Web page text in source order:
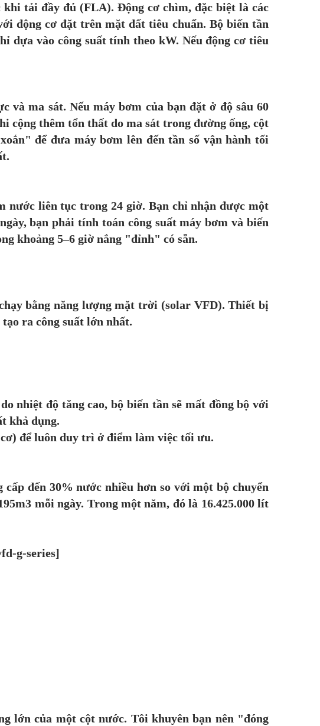
tải đầy đủ (FLA). Động cơ chìm, đặc biệt là các
động cơ đặt trên mặt đất tiêu chuẩn. Bộ biến tần
dựa vào công suất tính theo kW. Nếu động cơ tiêu
và ma sát. Nếu máy bơm của bạn đặt ở độ sâu 60
cộng thêm tổn thất do ma sát trong đường ống, cột
để đưa máy bơm lên đến tần số vận hành tối
liên tục trong 24 giờ. Bạn chỉ nhận được một
bạn phải tính toán công suất máy bơm và biến
khoảng 5–6 giờ nắng "đỉnh" có sẵn.
bằng năng lượng mặt trời (solar VFD). Thiết bị
ra công suất lớn nhất.
nhiệt độ tăng cao, bộ biến tần sẽ mất đồng bộ với
khả dụng.
để luôn duy trì ở điểm làm việc tối ưu.
đến 30% nước nhiều hơn so với một bộ chuyển
mỗi ngày. Trong một năm, đó là 16.425.000 lít
g-series]
lớn của một cột nước. Tôi khuyên bạn nên "đóng